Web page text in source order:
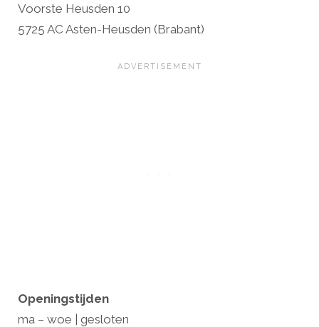
Voorste Heusden 10
5725 AC Asten-Heusden (Brabant)
Openingstijden
ma – woe | gesloten